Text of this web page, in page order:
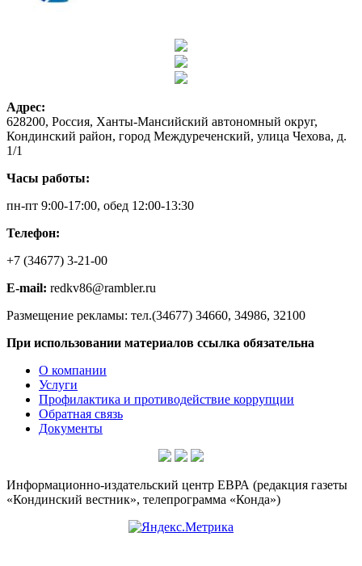
Адрес:
628200, Россия, Ханты-Мансийский автономный округ,
Кондинский район, город Междуреченский, улица Чехова, д.
1/1
Часы работы:
пн-пт 9:00-17:00, обед 12:00-13:30
Телефон:
+7 (34677) 3-21-00
E-mail: redkv86@rambler.ru
Размещение рекламы: тел.(34677) 34660, 34986, 32100
При использовании материалов ссылка обязательна
О компании
Услуги
Профилактика и противодействие коррупции
Обратная связь
Документы
Информационно-издательский центр ЕВРА (редакция газеты
«Кондинский вестник», телепрограмма «Конда»)